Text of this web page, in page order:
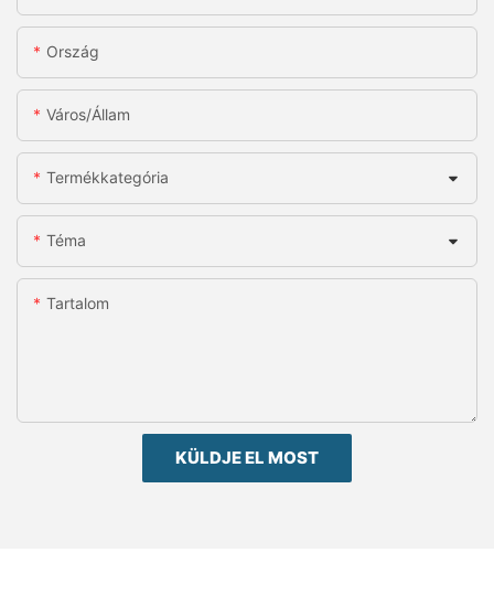
Ország
Város/állam
Termékkategória
Téma
Tartalom
KÜLDJE EL MOST